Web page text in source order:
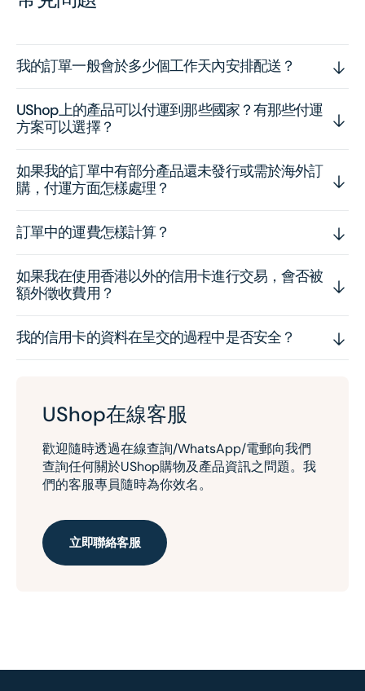
我的訂單一般會於多少個工作天內安排配送？
UShop上的產品可以付運到那些國家？有那些付運
方案可以選擇？
如果我的訂單中有部分產品還未發行或需於海外訂
購，付運方面怎樣處理？
訂單中的運費怎樣計算？
如果我在使用香港以外的信用卡進行交易，會否被
額外徵收費用？
我的信用卡的資料在呈交的過程中是否安全？
UShop在線客服
歡迎隨時透過在線查詢/WhatsApp/電郵向我們
查詢任何關於UShop購物及產品資訊之問題。我
們的客服專員隨時為你效名。
立即聯絡客服